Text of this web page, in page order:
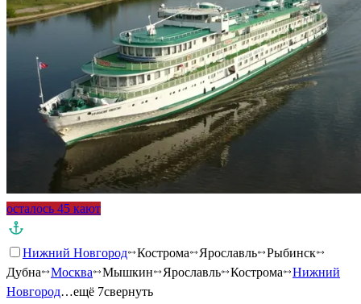
осталось 45 кают
Нижний Новгород Кострома Ярославль
Рыбинск
Дубна
Москва Мышкин Ярославль Кострома
Нижний
Новгород…ещё 7свернуть